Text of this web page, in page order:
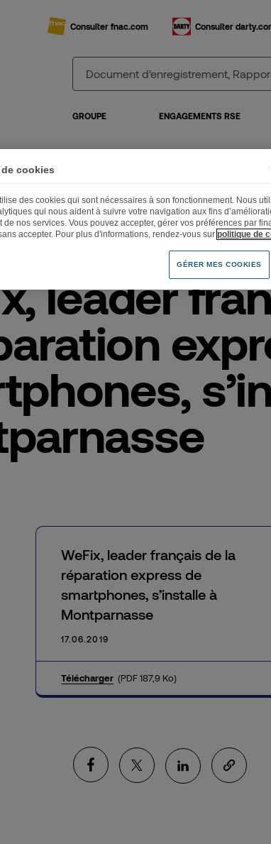
Consulter fnac.com Consulter
GROUPE ENGAGEMENTS RSE
leader
WeFix, leader français de la
réparation express de
smartphones, s’installe à
Montparnasse
17.06.2019
Télécharger (PDF 187,9 Ko)
cookies
des cookies qui sont nécessaires à son fonctionnement. Nous
qui nous aident à suivre votre navigation aux fins
de nos services. Vous pouvez accepter, gérer vos préférences par
accepter. Pour plus d'informations, rendez-vous sur politique de
GÉRER MES COOKIES